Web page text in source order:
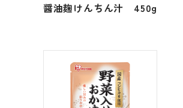
醤油麹けんちん汁 450g